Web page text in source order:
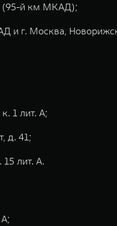
(95-й км МКАД);
и г. Москва,
1 лит. А;
д. 41;
лит. А.